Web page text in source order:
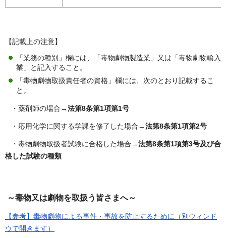
【記載上の注意】
「業務の種別」欄には、「毒物劇物製造業」又は「毒物劇物輸入
業」と記入すること。
「毒物劇物取扱責任者の資格」欄には、次のとおり記載するこ
と。
・薬剤師の場合→法第8条第1項第1号
・応用化学に関する学課を修了した場合→法第8条第1項第2号
・毒物劇物取扱者試験に合格した場合→法第8条第1項第3号及び合
格した試験の種類
～毒物又は劇物を取扱う皆さまへ～
【参考】毒物劇物による事件・事故を防止するために（別ウィンド
ウで開きます）